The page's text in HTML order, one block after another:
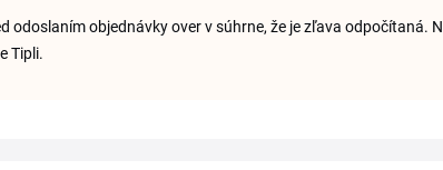
odoslaním objednávky over v súhrne, že je zľava odpočítaná.
Tipli.